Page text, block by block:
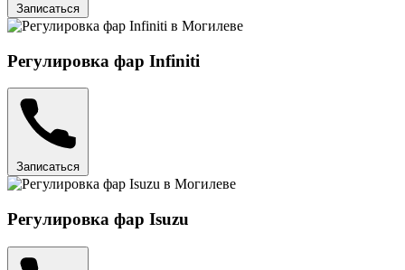
Записаться
Регулировка фар Infiniti
Записаться
Регулировка фар Isuzu